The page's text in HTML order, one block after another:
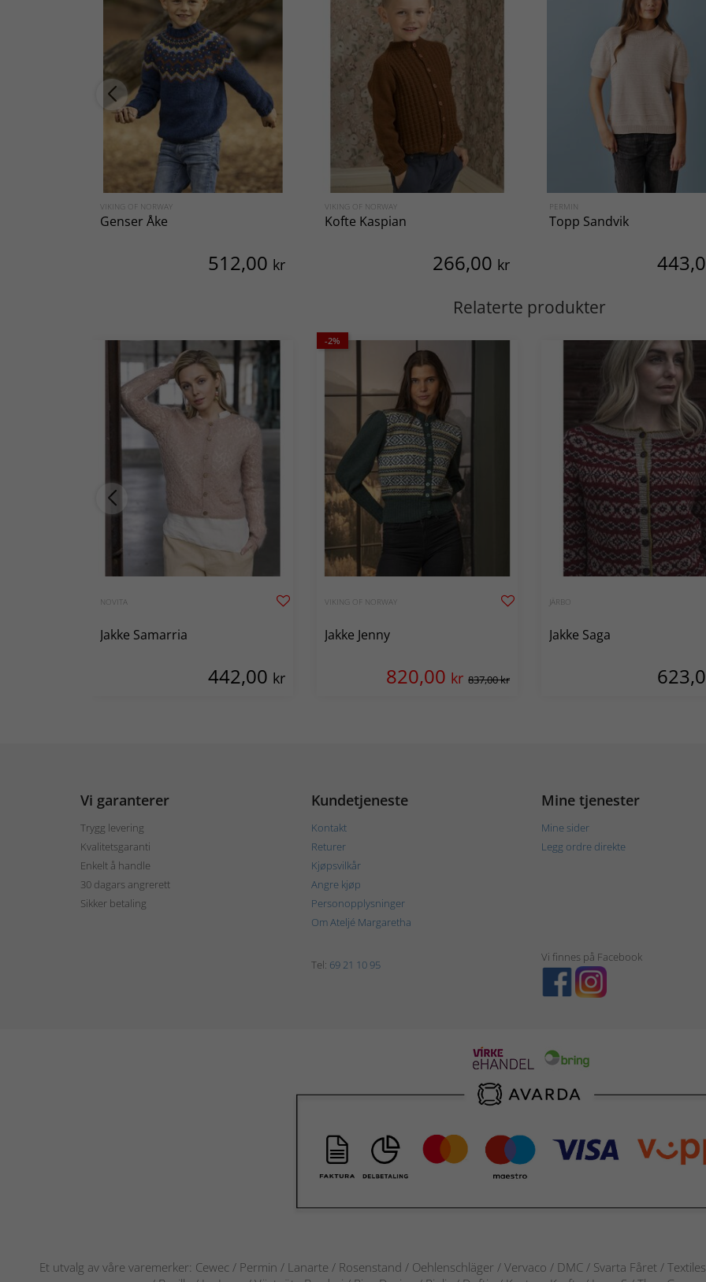
VIKING OF NORWAY
Genser Åke
512,00 kr
VIKING OF NORWAY
Kofte Kaspian
266,00 kr
PERMIN
Topp Sandvik
Relaterte produkter
NOVITA
Jakke Samarria
442,00 kr
-2%
VIKING OF NORWAY
Jakke Jenny
820,00 kr 837,00 kr
JÄRBO
Jakke Saga
Vi garanterer
Trygg levering
Kvalitetsgaranti
Enkelt å handle
30 dagars angrerett
Sikker betaling
Kundetjeneste
Kontakt
Returer
Kjøpsvilkår
Angre kjøp
Personopplysninger
Om Ateljé Margaretha
Mine tjenester
Mine sider
Legg ordre direkte
Tel: 69 21 10 95
Vi finnes på Facebook
Et utvalg av våre varemerker: Cewec / Permin / Lanarte / Rosenstand / Oehlenschläger / Vervaco / DMC / Svarta Fåret /